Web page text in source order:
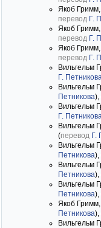
Якоб
перевод Г.
Якоб
перевод Г.
Якоб
перевод Г.
Вильгельм
Г.
Вильгельм
Петникова),
Вильгельм
Г.
Вильгельм
(перевод Г.
Вильгельм
Петникова),
Вильгельм
Петникова),
Вильгельм
Петникова),
Якоб
Петникова),
Вильгельм